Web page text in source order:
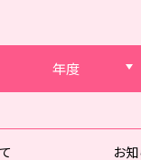
年度
お